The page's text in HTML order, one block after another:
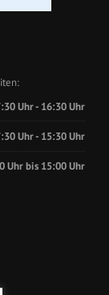
Uhr - 16:30 Uhr
Uhr - 15:30 Uhr
Uhr bis 15:00 Uhr